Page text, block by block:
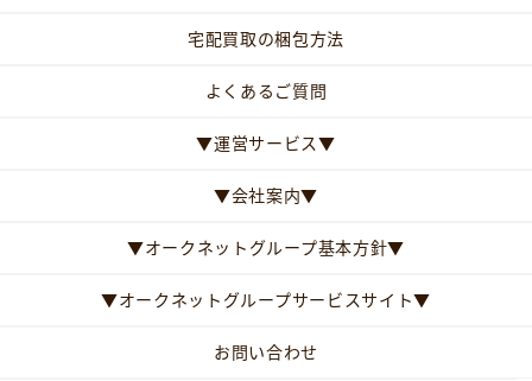
宅配買取の梱包方法
よくあるご質問
▼運営サービス▼
▼会社案内▼
▼オークネットグループ基本方針▼
▼オークネットグループサービスサイト▼
お問い合わせ